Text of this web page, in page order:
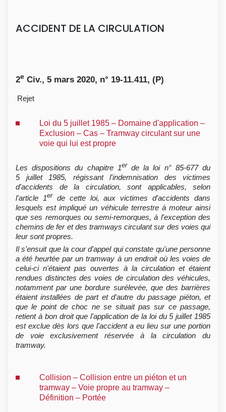
ACCIDENT DE LA CIRCULATION
2e Civ., 5 mars 2020, n° 19-11.411, (P)
Rejet
Loi du 5 juillet 1985 – Domaine d'application –
Exclusion – Cas – Tramway circulant sur une
voie qui lui est propre
Les dispositions du chapitre 1erde la loi n° 85-677 du
5 juillet 1985, régissant l'indemnisation des victimes
d'accidents de la circulation, sont applicables, selon
l'article 1erde cette loi, aux victimes d'accidents dans
lesquels est impliqué un véhicule terrestre à moteur ainsi
que ses remorques ou semi-remorques, à l'exception des
chemins de fer et des tramways circulant sur des voies qui
leur sont propres.
Il s'ensuit que la cour d'appel qui constate qu'une personne
a été heurtée par un tramway à un endroit où les voies de
celui-ci n'étaient pas ouvertes à la circulation et étaient
rendues distinctes des voies de circulation des véhicules,
notamment par une bordure surélevée, que des barrières
étaient installées de part et d'autre du passage piéton, et
que le point de choc ne se situait pas sur ce passage,
retient à bon droit que l'application de la loi du 5 juillet 1985
est exclue dès lors que l'accident a eu lieu sur une portion
de voie exclusivement réservée à la circulation du
tramway.
Collision – Collision entre un piéton et un
tramway – Voie propre au tramway –
Définition – Portée